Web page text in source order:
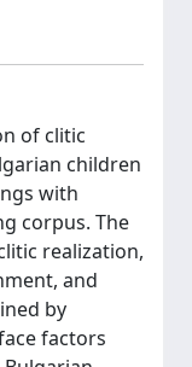
of clitic
children
with
corpus. The
realization,
and
by
factors